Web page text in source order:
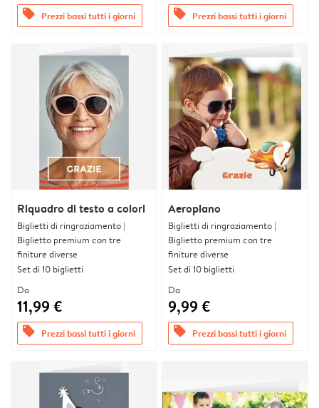
offers Prezzi bassi tutti i giorni offers Prezzi bassi tutti i giorni
Riquadro di testo a colori
Biglietti di ringraziamento |
Biglietto premium con tre
finiture diverse
Set di 10 biglietti
Da
11,99 €
offers Prezzi bassi tutti i giorni
Aeroplano
Biglietti di ringraziamento |
Biglietto premium con tre
finiture diverse
Set di 10 biglietti
Da
9,99 €
offers Prezzi bassi tutti i giorni